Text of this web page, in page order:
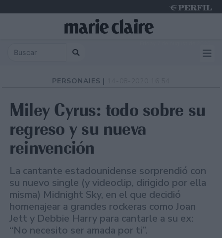
PERSONAJES |
Miley Cyrus: todo sobre su
regreso y su nueva
reinvención
La cantante estadounidense sorprendió con
su nuevo single (y videoclip, dirigido por ella
misma) Midnight Sky, en el que decidió
homenajear a grandes rockeras como Joan
Jett y Debbie Harry para cantarle a su ex:
“No necesito ser amada por ti”.